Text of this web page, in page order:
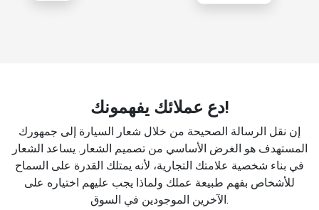
دع عملائك يفهمونك!
إن نقل الرسالة الصحيحة من خلال شعار السيارة إلى جمهورك
المستهدف هو الغرض الأساسي من تصميم الشعار. يساعد الشعار
في بناء شخصية علامتك التجارية، لأنه يمتلك القدرة على السماح
للأشخاص بفهم طبيعة عملك ولماذا يجب عليهم اختياره على
الآخرين الموجودين في السوق.